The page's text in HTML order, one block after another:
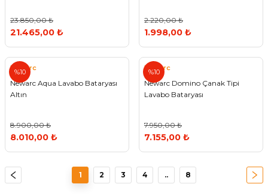
23.850,00 ₺
21.465,00 ₺
2.220,00 ₺
1.998,00 ₺
%10
Newarc
Newarc Aqua Lavabo Bataryası
Altın
8.900,00 ₺
8.010,00 ₺
%10
Newarc
Newarc Domino Çanak Tipi
Lavabo Bataryası
7.950,00 ₺
7.155,00 ₺
1 2 3 4 .. 8